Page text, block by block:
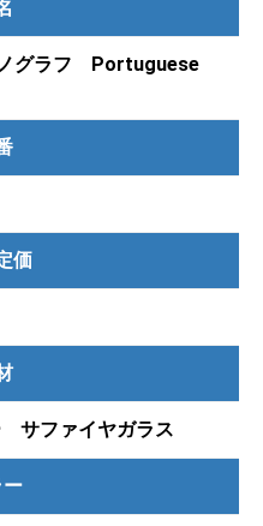
ノグラフ Portuguese
価
サファイヤガラス
ー